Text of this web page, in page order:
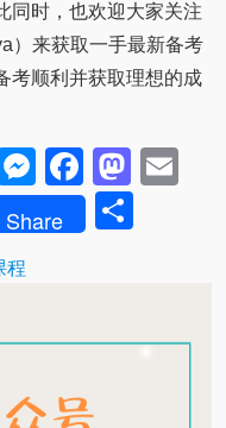
同时，也欢迎大家关注
）来获取一手最新备考
考顺利并获取理想的成
WhatsApp
Messenger
Share